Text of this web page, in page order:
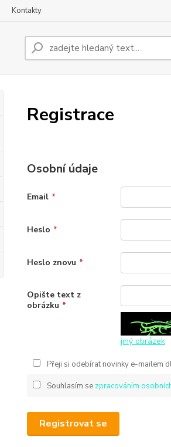
Kontakty
Registrace
Osobní údaje
Email *
Heslo *
Heslo znovu *
Opište text z
obrázku *
jiný obrázek
Přeji si odebírat novinky e-mailem
Souhlasím se zpracováním
Registrovat se